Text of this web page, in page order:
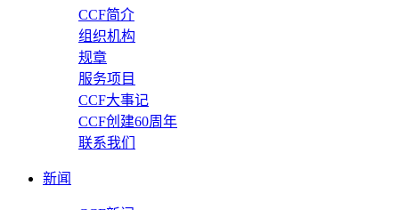
CCF简介
组织机构
规章
服务项目
CCF大事记
CCF创建60周年
联系我们
新闻